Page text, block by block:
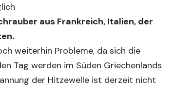
aus Frankreich, Italien, der
weiterhin Probleme, da sich die
Tag werden im Süden Griechenlands
der Hitzewelle ist derzeit nicht